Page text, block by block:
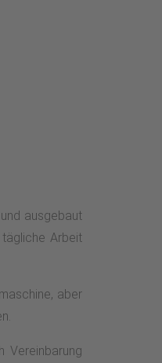
ausgebaut
Arbeit
aber
Vereinbarung